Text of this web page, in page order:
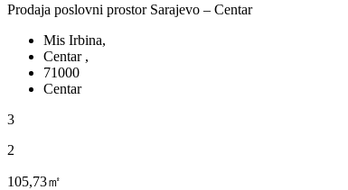
Prodaja poslovni prostor Sarajevo – Centar
Mis Irbina,
Centar ,
71000
Centar
3
2
105,73㎡